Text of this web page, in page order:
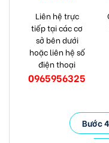
Liên hệ trực
tiếp tại các cơ
sở bên dưới
hoặc liên hệ số
điện thoại
0965956325
Bước 4